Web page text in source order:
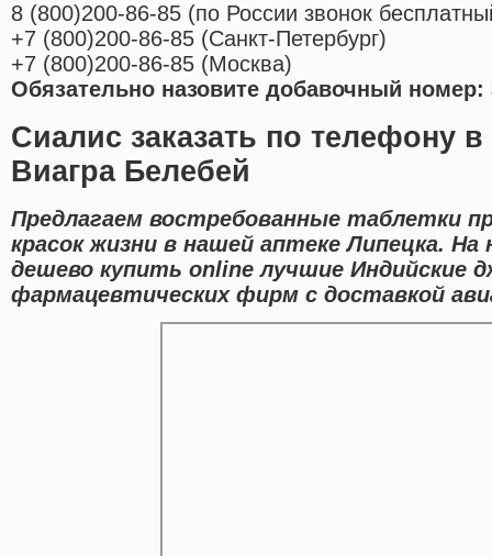
8 (800)200-86-85 (по России звонок
+7 (800)200-86-85 (Санкт-Петербург)
+7 (800)200-86-85 (Москва)
Обязательно назовите добавочный номер:
Сиалис заказать по телефону в
Виагра Белебей
Предлагаем востребованные таблетки
красок жизни в нашей аптеке Липецка.
дешево купить online лучшие Индийские
фармацевтических фирм с доставкой